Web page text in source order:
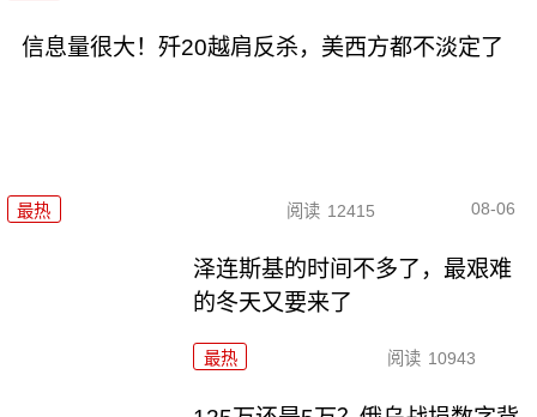
信息量很大！歼20越肩反杀，美西方都不淡定了
最热 阅读 12415 08-06
泽连斯基的时间不多了，最艰难
的冬天又要来了
最热 阅读 10943